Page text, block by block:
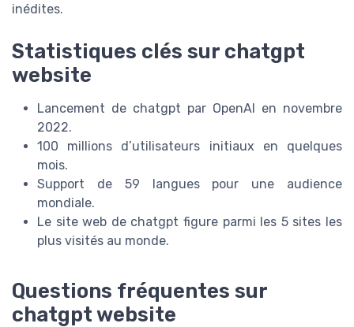
inédites.
Statistiques clés sur chatgpt
website
Lancement de chatgpt par OpenAI en novembre
2022.
100 millions d’utilisateurs initiaux en quelques
mois.
Support de 59 langues pour une audience
mondiale.
Le site web de chatgpt figure parmi les 5 sites les
plus visités au monde.
Questions fréquentes sur
chatgpt website